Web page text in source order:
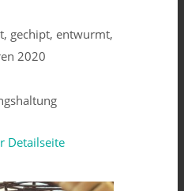
gechipt, entwurmt,
2020
Detailseite